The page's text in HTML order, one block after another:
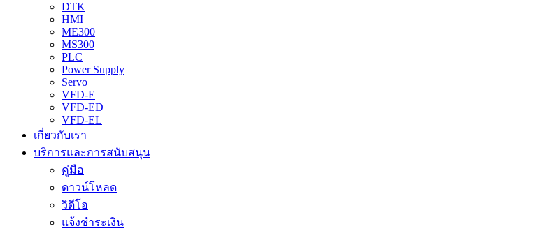
DTK
HMI
ME300
MS300
PLC
Power Supply
Servo
VFD-E
VFD-ED
VFD-EL
เกี่ยวกับเรา
บริการและการสนับสนุน
คู่มือ
ดาวน์โหลด
วิดีโอ
แจ้งชำระเงิน